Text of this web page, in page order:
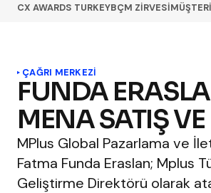
CX AWARDS TURKEYBÇM ZİRVESİ
ÇAĞRI MERKEZI
FUNDA
MENA SATIŞ
MPlus Global Pazarlama ve
Fatma Funda Eraslan; Mplus
Geliştirme Direktörü olarak